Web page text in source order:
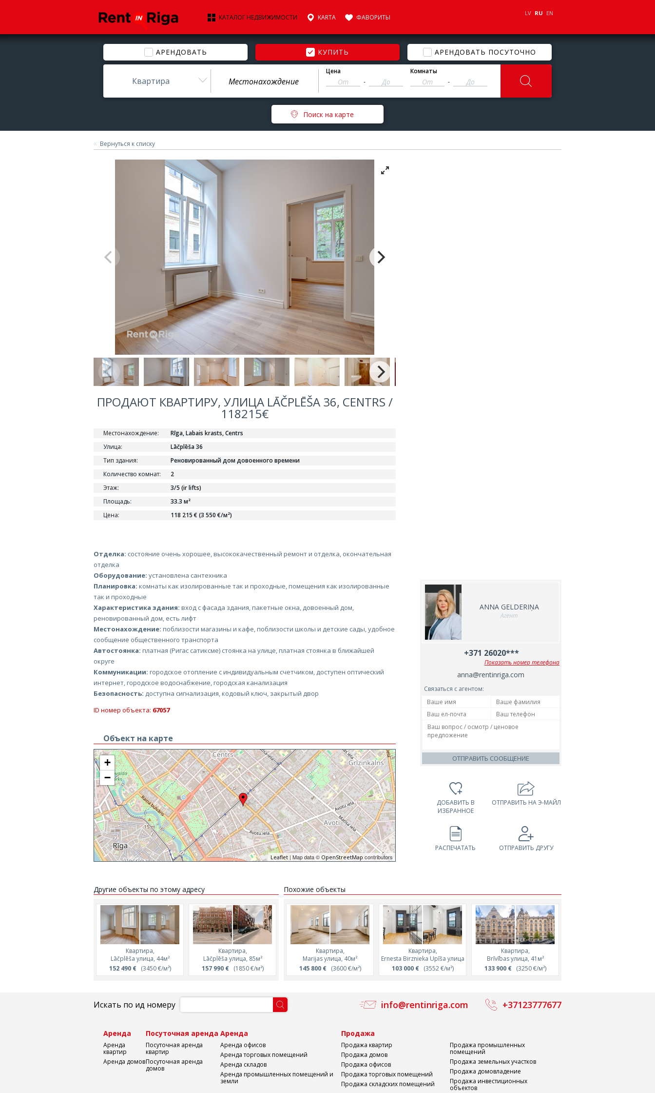
КАТАЛОГ НЕДВИЖИМОСТИ KARTA ФАВОРИТЫ
LV RU EN
АРЕНДОВАТЬ КУПИТЬ АРЕНДОВАТЬ ПОСУТОЧНО
Квартира
Цена
-
Комнаты
-
Поиск на карте
Вернуться к списку
ПРОДАЮТ КВАРТИРУ, УЛИЦА LĀČPLĒŠA 36, CENTRS /
118215€
Местонахождение:
Rīga, Labais krasts, Centrs
Улица:
Lāčplēša 36
Тип здания:
Реновированный дом довоенного времени
Количество комнат:
2
Этаж:
3/5 (ir lifts)
Площадь:
33.3 м²
Цена:
118 215 € (3 550 €/м²)
Отделка: состояние очень хорошее, высококачественный ремонт и отделка, окончательная
отделка
Оборудование: установлена сантехника
Планировка: комнаты как изолированные так и проходные, помещения как изолированные
так и проходные
Характеристика здания: вход с фасада здания, пакетные окна, довоенный дом,
реновированный дом, есть лифт
Местонахождение: поблизости магазины и кафе, поблизости школы и детские сады, удобное
сообщение общественного транспорта
Автостоянка: платная (Ригас сатиксме) стоянка на улице, платная стоянка в ближайшей
округе
Коммуникации: городское отопление с индивидуальным счетчиком, доступен оптический
интернет, городское водоснабжение, городская канализация
Безопасность: доступна сигнализация, кодовый ключ, закрытый двор
ID номер объекта: 67057
Объект на карте
+
−
Leaflet | Map data © OpenStreetMap contributors
ANNA GELDERIŅA
Агент
+371 26020***
Показать номер телефона
anna@rentinriga.com
Связаться с агентом:
ОТПРАВИТЬ СООБЩЕНИЕ
ДОБАВИТЬ В
ИЗБРАННОЕ
ОТПРАВИТЬ НА Э-МАЙЛ
РАСПЕЧАТАТЬ ОТПРАВИТЬ ДРУГУ
Другие объекты по этому адресу
Квартира,
Lāčplēša улица, 44м²
152 490 €(3450 €/м²)
Квартира,
Lāčplēša улица, 85м²
157 990 €(1850 €/м²)
Квартира,
Lāčplēša улица, 48м²
165 240 € (3400 €/м²)
Квартира,
Lāčplēša улица, 47м²
164 850 € (3500 €/м²)
Квартира,
Lāčplēša улица, 47м²
171 000 € (3600 €/м²)
Похожие объекты
Квартира,
Marijas улица, 40м²
145 800 €(3600 €/м²)
Квартира,
Ernesta Birznieka Upīša улица
103 000 €(3552 €/м²)
Квартира,
Brīvības улица, 41м²
133 900 €(3250 €/м²)
Искать по ид номеру info@rentinriga.com +37123777677
Аренда
Аренда
квартир
Аренда домов
Посуточная аренда
Посуточная аренда
квартир
Посуточная аренда
домов
Аренда
Аренда офисов
Аренда торговых помещений
Аренда складов
Аренда промышленных помещений и
земли
Продажа
Продажа квартир
Продажа домов
Продажа офисов
Продажа торговых помещений
Продажа складских помещений
Продажа промышленных
помещений
Продажа земельных участков
Продажа домовладение
Продажа инвестиционных
объектов